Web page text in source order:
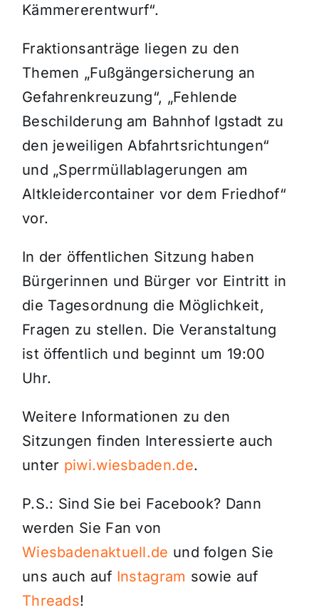
Kämmererentwurf“.
Fraktionsanträge liegen zu den
Themen „Fußgängersicherung an
Gefahrenkreuzung“, „Fehlende
Beschilderung am Bahnhof Igstadt zu
den jeweiligen Abfahrtsrichtungen“
und „Sperrmüllablagerungen am
Altkleidercontainer vor dem Friedhof“
vor.
In der öffentlichen Sitzung haben
Bürgerinnen und Bürger vor Eintritt in
die Tagesordnung die Möglichkeit,
Fragen zu stellen. Die Veranstaltung
ist öffentlich und beginnt um 19:00
Uhr.
Weitere Informationen zu den
Sitzungen finden Interessierte auch
unter piwi.wiesbaden.de.
P.S.: Sind Sie bei Facebook? Dann
werden Sie Fan von
Wiesbadenaktuell.de und folgen Sie
uns auch auf Instagram sowie auf
Threads!